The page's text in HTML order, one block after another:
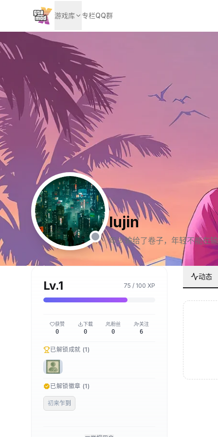
游戏库 专栏QQ群
lujin
年少输给了卷子，年轻不能在
Lv.1 75 / 100 XP
获赞
0
下载
0
粉丝
0
关注
6
已解锁成就 (1)
已解锁徽章 (1)
初来乍到
动态